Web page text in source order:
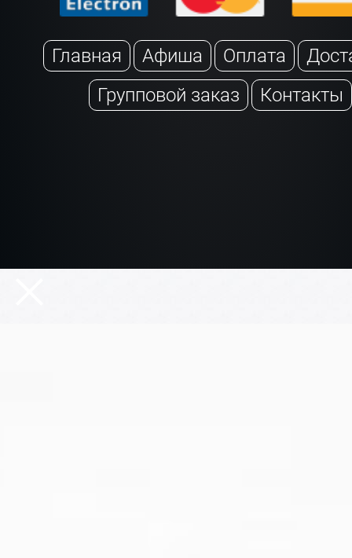
Главная Афиша Оплата
Групповой заказ
Контакты